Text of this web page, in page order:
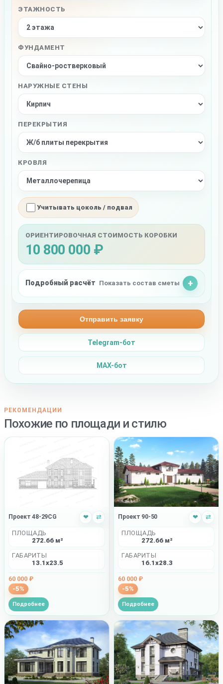
ЭТАЖНОСТЬ
ФУНДАМЕНТ
НАРУЖНЫЕ СТЕНЫ
ПЕРЕКРЫТИЯ
КРОВЛЯ
Учитывать цоколь / подвал
ОРИЕНТИРОВОЧНАЯ СТОИМОСТЬ КОРОБКИ
10 800 000 ₽
Подробный расчёт Показать состав сметы
Отправить заявку
Telegram-бот
MAX-бот
РЕКОМЕНДАЦИИ
Похожие по площади и стилю
Проект 48-29CG ❤ ⇄
ПЛОЩАДЬ
272.66 м²
ГАБАРИТЫ
13.1x23.5
60 000 ₽
-5%
Подробнее
Проект 90-50 ❤ ⇄
ПЛОЩАДЬ
272.66 м²
ГАБАРИТЫ
16.1x28.3
60 000 ₽
-5%
Подробнее